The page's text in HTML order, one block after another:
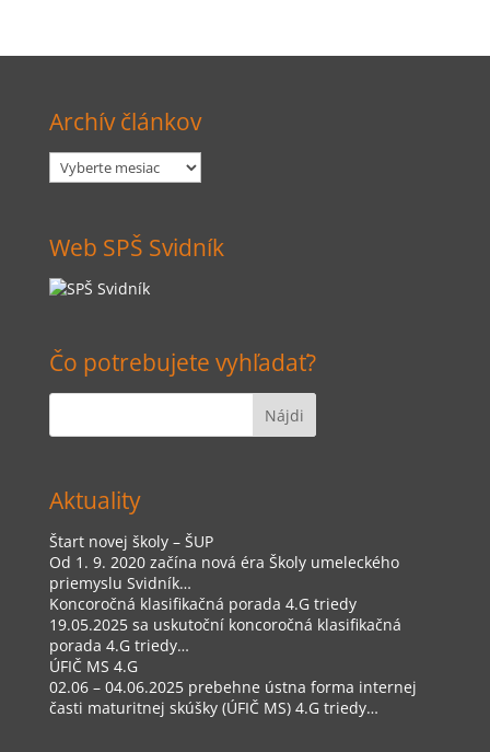
Archív článkov
Archív
článkov
Web SPŠ Svidník
Čo potrebujete vyhľadať?
Aktuality
Štart novej školy – ŠUP
Od 1. 9. 2020 začína nová éra Školy umeleckého
priemyslu Svidník…
Koncoročná klasifikačná porada 4.G triedy
19.05.2025 sa uskutoční koncoročná klasifikačná
porada 4.G triedy…
ÚFIČ MS 4.G
02.06 – 04.06.2025 prebehne ústna forma internej
časti maturitnej skúšky (ÚFIČ MS) 4.G triedy…